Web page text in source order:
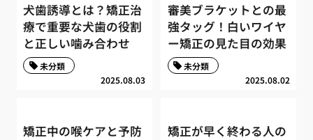
犬歯誘導とは？矯正治
療で重要な犬歯の役割
と正しい噛み合わせ
2025.08.03
未分類
審美ブラケットとの最
強タッグ！白いワイヤ
ー矯正の見た目の効果
2025.08.02
未分類
矯正中の喉ケアと予防
矯正が早く終わる人の